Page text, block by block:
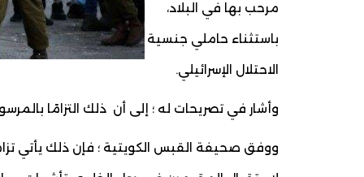
مرحب بها في البلاد،
باستثناء حاملي جنسية
الاحتلال الإسرائيلي.
وأشار في تصريحات له ؛ إلى أن ذلك التزامًا
ووفق صحيفة القبس الكويتية ؛ فإن ذلك يأتي